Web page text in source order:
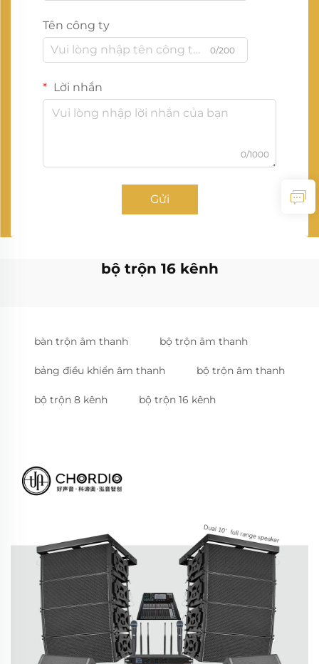
Tên công ty
0/200
Lời nhắn
0/1000
Gửi
bộ trộn 16 kênh
bàn trộn âm thanh bộ trộn âm thanh
bảng điều khiển âm thanh bộ trộn âm thanh
bộ trộn 8 kênh bộ trộn 16 kênh